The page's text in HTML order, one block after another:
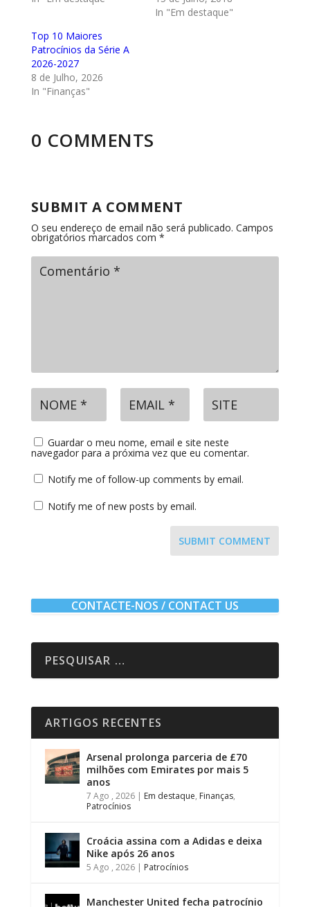
In "Em destaque"
Top 10 Maiores
Patrocínios da Série A
2026-2027
8 de Julho, 2026
In "Finanças"
0 COMMENTS
SUBMIT A COMMENT
O seu endereço de email não será publicado. Campos
obrigatórios marcados com *
Guardar o meu nome, email e site neste
navegador para a próxima vez que eu comentar.
Notify me of follow-up comments by email.
Notify me of new posts by email.
SUBMIT COMMENT
CONTACTE-NOS / CONTACT US
ARTIGOS RECENTES
Arsenal prolonga parceria de £70
milhões com Emirates por mais 5
anos
7 Ago , 2026| Em destaque, Finanças,
Patrocínios
Croácia assina com a Adidas e deixa
Nike após 26 anos
5 Ago , 2026| Patrocínios
Manchester United fecha patrocínio